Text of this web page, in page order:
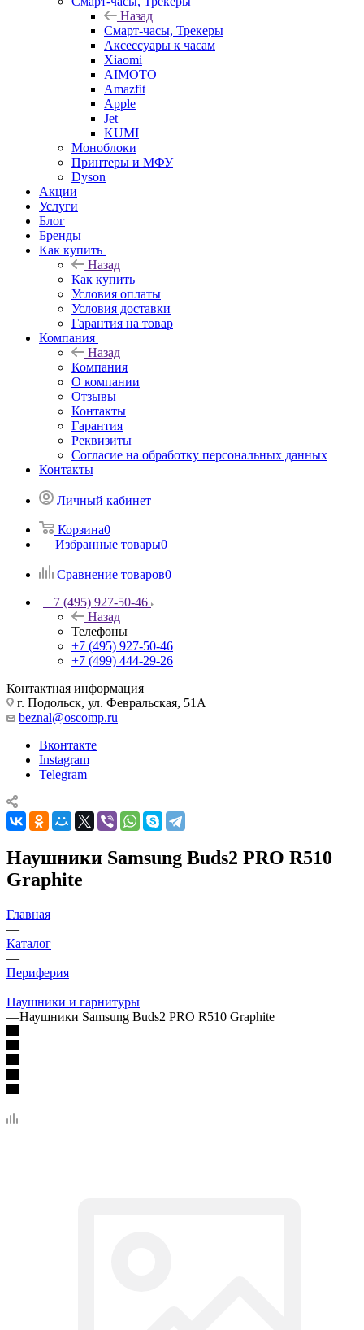
Назад
Смарт-часы, Трекеры
Аксессуары к часам
Xiaomi
AIMOTO
Amazfit
Apple
Jet
KUMI
Моноблоки
Принтеры и МФУ
Dyson
Акции
Услуги
Блог
Бренды
Как купить
Назад
Как купить
Условия оплаты
Условия доставки
Гарантия на товар
Компания
Назад
Компания
О компании
Отзывы
Контакты
Гарантия
Реквизиты
Согласие на обработку персональных данных
Контакты
Личный кабинет
Корзина0
Избранные товары0
Сравнение товаров0
+7 (495) 927-50-46
Назад
Телефоны
+7 (495) 927-50-46
+7 (499) 444-29-26
Контактная информация
г. Подольск, ул. Февральская, 51А
beznal@oscomp.ru
Вконтакте
Instagram
Telegram
Наушники Samsung Buds2 PRO R510
Graphite
Главная
—
Каталог
—
Периферия
—
Наушники и гарнитуры
—Наушники Samsung Buds2 PRO R510 Graphite